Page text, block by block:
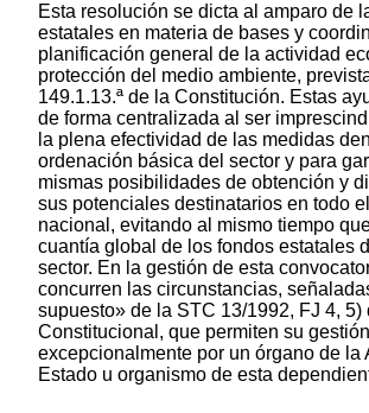
Esta resolución se dicta al amparo de
estatales en materia de bases y
planificación general de la actividad
protección del medio ambiente,
149.1.13.ª de la Constitución. Estas
de forma centralizada al ser
la plena efectividad de las medidas
ordenación básica del sector y para
mismas posibilidades de obtención y
sus potenciales destinatarios en todo
nacional, evitando al mismo tiempo
cuantía global de los fondos estatales
sector. En la gestión de esta
concurren las circunstancias,
supuesto» de la STC 13/1992, FJ 4, 5)
Constitucional, que permiten su gestión
excepcionalmente por un órgano de la
Estado u organismo de esta